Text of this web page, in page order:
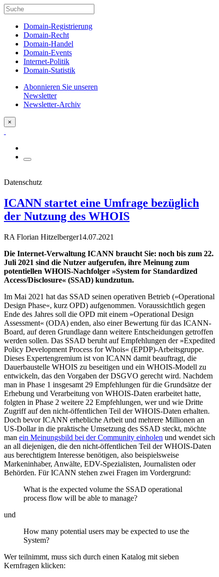
Domain-Registrierung
Domain-Recht
Domain-Handel
Domain-Events
Internet-Politik
Domain-Statistik
Abonnieren Sie unseren
Newsletter
Newsletter-Archiv
×
Datenschutz
ICANN startet eine Umfrage bezüglich
der Nutzung des WHOIS
RA Florian Hitzelberger14.07.2021
Die Internet-Verwaltung ICANN braucht Sie: noch bis zum 22.
Juli 2021 sind die Nutzer aufgerufen, ihre Meinung zum
potentiellen WHOIS-Nachfolger »System for Standardized
Access/Disclosure« (SSAD) kundzutun.
Im Mai 2021 hat das SSAD seinen operativen Betrieb (»Operational
Design Phase«, kurz OPD) aufgenommen. Voraussichtlich gegen
Ende des Jahres soll die OPD mit einem »Operational Design
Assessment« (ODA) enden, also einer Bewertung für das ICANN-
Board, auf deren Grundlage dann weitere Entscheidungen getroffen
werden sollen. Das SSAD beruht auf Empfehlungen der »Expedited
Policy Development Process for Whois« (EPDP)-Arbeitsgruppe.
Dieses Expertengremium ist von ICANN damit beauftragt, die
Dauerbaustelle WHOIS zu beseitigen und ein WHOIS-Modell zu
entwickeln, das den Vorgaben der DSGVO gerecht wird. Nachdem
man in Phase 1 insgesamt 29 Empfehlungen für die Grundsätze der
Erhebung und Verarbeitung von WHOIS-Daten erarbeitet hatte,
folgten in Phase 2 weitere 22 Empfehlungen, wer und wie Dritte
Zugriff auf den nicht-öffentlichen Teil der WHOIS-Daten erhalten.
Doch bevor ICANN erhebliche Arbeit und mehrere Millionen an
US-Dollar in die praktische Umsetzung des SSAD steckt, möchte
man ein Meinungsbild bei der Community einholen und wendet sich
an all diejenigen, die den nicht-öffentlichen Teil der WHOIS-Daten
aus berechtigtem Interesse benötigen, also beispielsweise
Markeninhaber, Anwälte, EDV-Spezialisten, Journalisten oder
Behörden. Für ICANN stehen zwei Fragen im Vordergrund:
What is the expected volume the SSAD operational
process flow will be able to manage?
und
How many potential users may be expected to use the
System?
Wer teilnimmt, muss sich durch einen Katalog mit sieben
Kernfragen klicken: